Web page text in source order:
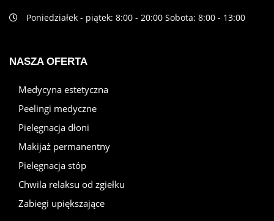
Poniedziałek - piątek: 8:00 - 20:00 Sobota: 8:00 - 13:00
NASZA OFERTA
Medycyna estetyczna
Peelingi medyczne
Pielęgnacja dłoni
Makijaż permanentny
Pielęgnacja stóp
Chwila relaksu od zgiełku
Zabiegi upiększające